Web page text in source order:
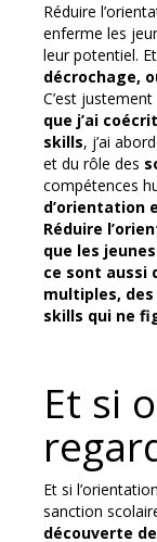
Réduire
enferme les
leur potentiel.
décrochage,
C’est
que j’ai
skills, j’ai
et du rôle des
compétences
d’orientation
Réduire
que les
ce sont aussi
multiples,
skills qui ne
Et si
Et si
sanction
découverte